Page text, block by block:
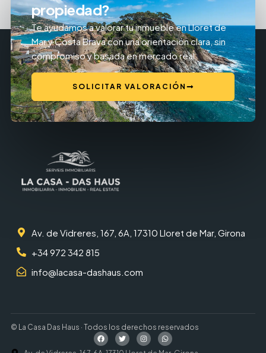
propiedad?
Te ayudamos a valorar tu inmueble en Lloret de
Mar y Costa Brava con una orientación clara, sin
compromiso y basada en mercado real.
SOLICITAR VALORACIÓN
Av. de Vidreres, 167, 6A, 17310 Lloret de Mar, Girona
+34 972 342 815
info@lacasa-dashaus.com
© La Casa Das Haus · Todos los derechos reservados